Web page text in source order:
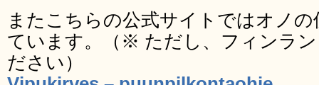
またこちらの公式サイトではオノ
ています。（※ ただし、フィンラ
ださい）